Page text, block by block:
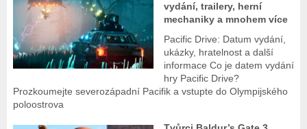
vydání, trailery, herní
mechaniky a mnohem více
Pacific Drive: Datum vydání,
ukázky, hratelnost a další
informace Co je datem vydání
hry Pacific Drive?
Prozkoumejte severozápadní Pacifik a vstupte do Olympijského
poloostrova